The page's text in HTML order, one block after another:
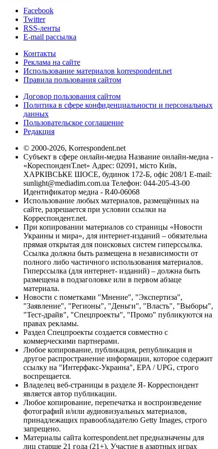
Facebook
Twitter
RSS-ленты
E-mail рассылка
Контакты
Реклама на сайте
Использование материалов korrespondent.net
Правила пользования сайтом
Договор пользования сайтом
Политика в сфере конфиденциальности и персональных
данных
Пользовательское соглашение
Редакция
© 2000-2026, Korrespondent.net
Субъект в сфере онлайн-медиа Название онлайн-медиа -
«КореспонденТ.net» Адрес: 02091, місто Київ,
ХАРКІВСЬКЕ ШОСЕ, будинок 172-Б, офіс 208/1 E-mail:
sunlight@mediadim.com.ua Телефон: 044-205-43-00
Идентификатор медиа - R40-06068
Использование любых материалов, размещённых на
сайте, разрешается при условии ссылки на
Корреспондент.net.
При копировании материалов со страницы «Новости
Украины и мира», для интернет-изданий – обязательна
прямая открытая для поисковых систем гиперссылка.
Ссылка должна быть размещена в независимости от
полного либо частичного использования материалов.
Гиперссылка (для интернет- изданий) – должна быть
размещена в подзаголовке или в первом абзаце
материала.
Новости с пометками "Мнение", "Экспертиза",
"Заявление", "Регионы", "Деньги", "Власть", "Выборы",
"Тест-драйв", "Спецпроекты", "Промо" публикуются на
правах рекламы.
Раздел Спецпроекты создается совместно с
коммерческими партнерами.
Любое копирование, публикация, републикация и
другое распространение информации, которое содержит
ссылку на "Интерфакс-Украина", EPA / UPG, строго
воспрещается.
Владелец веб-страницы в разделе Я- Корреспондент
является автор публикации.
Любое копирование, перепечатка и воспроизведение
фотографий и/или аудиовизуальных материалов,
принадлежащих правообладателю Getty Images, строго
запрещено.
Материалы сайта korrespondent.net предназначены для
лиц старше 21 года (21+). Участие в азартных играх